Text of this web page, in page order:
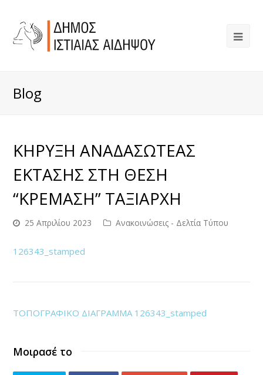
Blog
ΚΗΡΥΞΗ ΑΝΑΔΑΣΩΤΕΑΣ
ΕΚΤΑΣΗΣ ΣΤΗ ΘΕΣΗ
“ΚΡΕΜΑΣΗ” ΤΑΞΙΑΡΧΗ
25 Απριλίου 2023 Ανακοινώσεις - Δελτία Τύπου
126343_stamped
ΤΟΠΟΓΡΑΦΙΚΟ ΔΙΑΓΡΑΜΜΑ 126343_stamped
Μοιρασέ το